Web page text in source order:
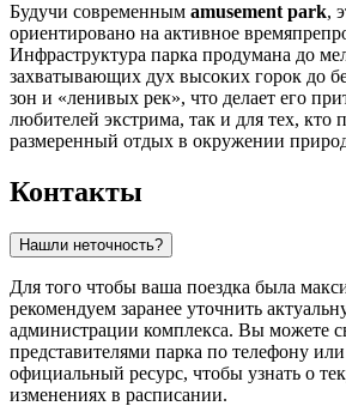
Будучи современным amusement park,
ориентировано на активное
Инфраструктура парка продумана до
захватывающих дух высоких горок до
зон и «ленивых рек», что делает его
любителей экстрима, так и для тех, кто
размеренный отдых в окружении
Контакты
Нашли неточность?
Для того чтобы ваша поездка была
рекомендуем заранее уточнить
администрации комплекса. Вы можете
представителями парка по телефону
официальный ресурс, чтобы узнать о
изменениях в расписании.